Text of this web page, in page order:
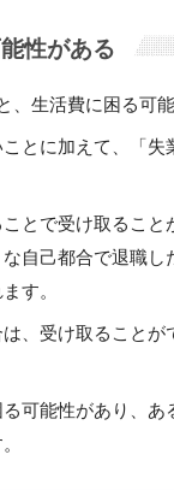
性がある
、生活費に困る可
とに加えて、「失
とで受け取ること
自己都合で退職し
す。
、受け取ることが
可能性があり、あ